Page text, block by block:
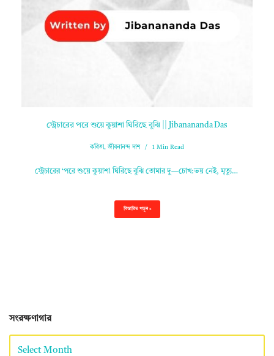
স্ট্রেচারের পরে শুয়ে কুয়াশা ঘিরিছে বুঝি || Jibanananda Das
কবিতা,জীবনানন্দ দাশ 1 Min Read
স্ট্রেচারের ‘পরে শুয়ে কুয়াশা ঘিরিছে বুঝি তোমার দু—চোখ:ভয় নেই, মৃত্যু…
বিস্তারিত পড়ুন »
সংরক্ষণাগার